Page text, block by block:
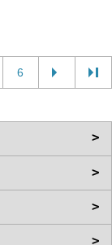
6